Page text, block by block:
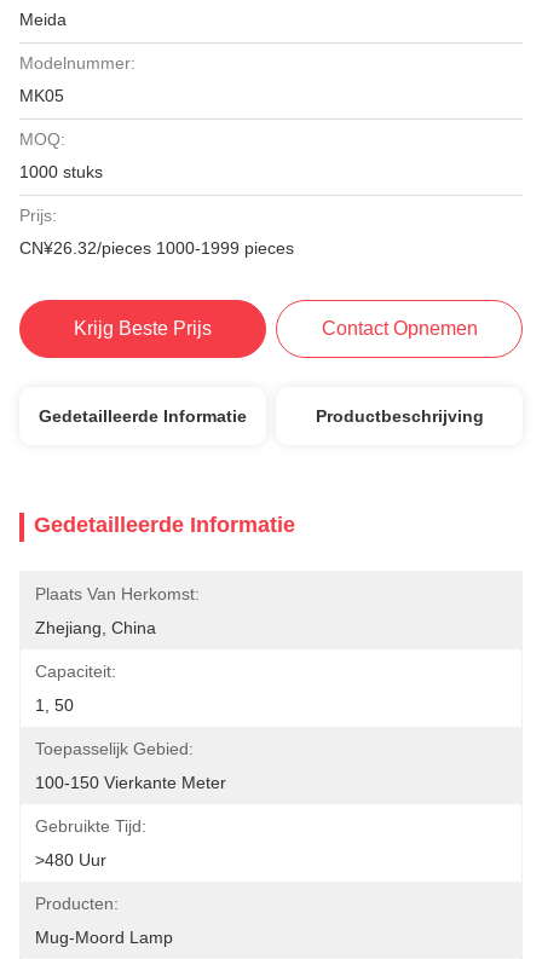
Meida
Modelnummer:
MK05
MOQ:
1000 stuks
Prijs:
CN¥26.32/pieces 1000-1999 pieces
Krijg Beste Prijs Contact Opnemen
Gedetailleerde Informatie Productbeschrijving
Gedetailleerde Informatie
Plaats Van Herkomst:
Zhejiang, China
Capaciteit:
1, 50
Toepasselijk Gebied:
100-150 Vierkante Meter
Gebruikte Tijd:
>480 Uur
Producten:
Mug-Moord Lamp